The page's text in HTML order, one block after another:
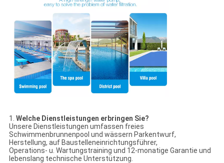
1. Welche Dienstleistungen erbringen Sie?
Unsere Dienstleistungen umfassen freies
Schwimmenbrunnenpool und wässern Parkentwurf,
Herstellung, auf Baustelleneinrichtungsführer,
Operations- u. Wartungstraining und 12-monatige Garantie und
lebenslang technische Unterstützung.